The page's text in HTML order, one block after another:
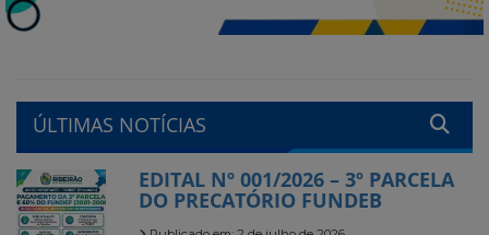
ÚLTIMAS NOTÍCIAS
EDITAL Nº 001/2026 – 3º PARCELA
DO PRECATÓRIO FUNDEB